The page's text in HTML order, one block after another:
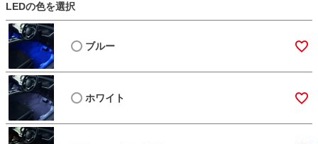
LEDの色を選択
ブルー
ホワイト